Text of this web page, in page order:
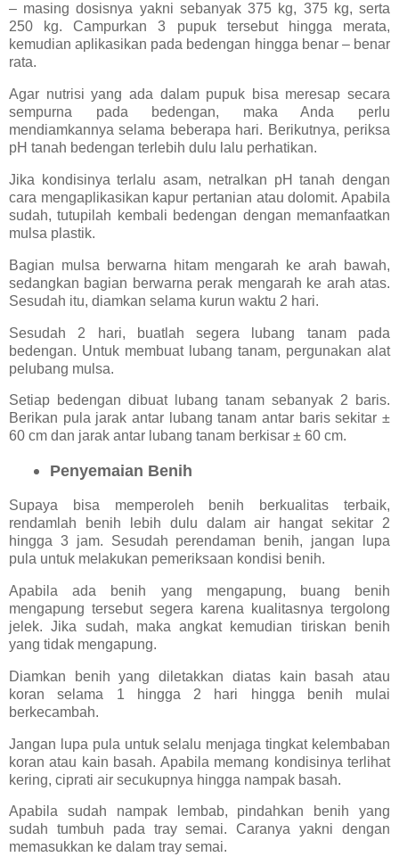
– masing dosisnya yakni sebanyak 375 kg, 375 kg, serta
250 kg. Campurkan 3 pupuk tersebut hingga merata,
kemudian aplikasikan pada bedengan hingga benar – benar
rata.
Agar nutrisi yang ada dalam pupuk bisa meresap secara
sempurna pada bedengan, maka Anda perlu
mendiamkannya selama beberapa hari. Berikutnya, periksa
pH tanah bedengan terlebih dulu lalu perhatikan.
Jika kondisinya terlalu asam, netralkan pH tanah dengan
cara mengaplikasikan kapur pertanian atau dolomit. Apabila
sudah, tutupilah kembali bedengan dengan memanfaatkan
mulsa plastik.
Bagian mulsa berwarna hitam mengarah ke arah bawah,
sedangkan bagian berwarna perak mengarah ke arah atas.
Sesudah itu, diamkan selama kurun waktu 2 hari.
Sesudah 2 hari, buatlah segera lubang tanam pada
bedengan. Untuk membuat lubang tanam, pergunakan alat
pelubang mulsa.
Setiap bedengan dibuat lubang tanam sebanyak 2 baris.
Berikan pula jarak antar lubang tanam antar baris sekitar ±
60 cm dan jarak antar lubang tanam berkisar ± 60 cm.
Penyemaian Benih
Supaya bisa memperoleh benih berkualitas terbaik,
rendamlah benih lebih dulu dalam air hangat sekitar 2
hingga 3 jam. Sesudah perendaman benih, jangan lupa
pula untuk melakukan pemeriksaan kondisi benih.
Apabila ada benih yang mengapung, buang benih
mengapung tersebut segera karena kualitasnya tergolong
jelek. Jika sudah, maka angkat kemudian tiriskan benih
yang tidak mengapung.
Diamkan benih yang diletakkan diatas kain basah atau
koran selama 1 hingga 2 hari hingga benih mulai
berkecambah.
Jangan lupa pula untuk selalu menjaga tingkat kelembaban
koran atau kain basah. Apabila memang kondisinya terlihat
kering, ciprati air secukupnya hingga nampak basah.
Apabila sudah nampak lembab, pindahkan benih yang
sudah tumbuh pada tray semai. Caranya yakni dengan
memasukkan ke dalam tray semai.